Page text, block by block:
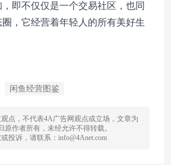
即不仅仅是一个交易社区，也同
，它经营着年轻人的所有美好生
闲鱼经营图鉴
点，不代表4A广告网观点或立场，文章为
原作者所有，未经允许不得转载。
投诉，请联系：info@4Anet.com